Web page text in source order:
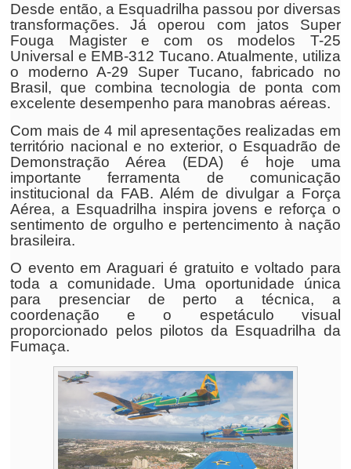
Desde então, a Esquadrilha passou por diversas
transformações. Já operou com jatos Super
Fouga Magister e com os modelos T-25
Universal e EMB-312 Tucano. Atualmente, utiliza
o moderno A-29 Super Tucano, fabricado no
Brasil, que combina tecnologia de ponta com
excelente desempenho para manobras aéreas.
Com mais de 4 mil apresentações realizadas em
território nacional e no exterior, o Esquadrão de
Demonstração Aérea (EDA) é hoje uma
importante ferramenta de comunicação
institucional da FAB. Além de divulgar a Força
Aérea, a Esquadrilha inspira jovens e reforça o
sentimento de orgulho e pertencimento à nação
brasileira.
O evento em Araguari é gratuito e voltado para
toda a comunidade. Uma oportunidade única
para presenciar de perto a técnica, a
coordenação e o espetáculo visual
proporcionado pelos pilotos da Esquadrilha da
Fumaça.